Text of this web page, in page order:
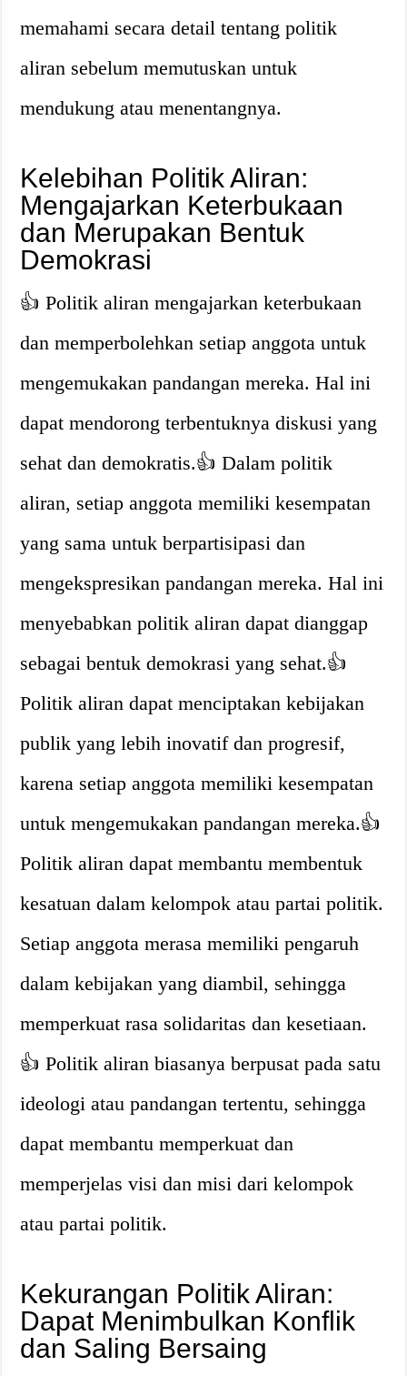
memahami secara detail tentang politik
aliran sebelum memutuskan untuk
mendukung atau menentangnya.
Kelebihan Politik Aliran:
Mengajarkan Keterbukaan
dan Merupakan Bentuk
Demokrasi
👍 Politik aliran mengajarkan keterbukaan
dan memperbolehkan setiap anggota untuk
mengemukakan pandangan mereka. Hal ini
dapat mendorong terbentuknya diskusi yang
sehat dan demokratis.👍 Dalam politik
aliran, setiap anggota memiliki kesempatan
yang sama untuk berpartisipasi dan
mengekspresikan pandangan mereka. Hal ini
menyebabkan politik aliran dapat dianggap
sebagai bentuk demokrasi yang sehat.👍
Politik aliran dapat menciptakan kebijakan
publik yang lebih inovatif dan progresif,
karena setiap anggota memiliki kesempatan
untuk mengemukakan pandangan mereka.👍
Politik aliran dapat membantu membentuk
kesatuan dalam kelompok atau partai politik.
Setiap anggota merasa memiliki pengaruh
dalam kebijakan yang diambil, sehingga
memperkuat rasa solidaritas dan kesetiaan.
👍 Politik aliran biasanya berpusat pada satu
ideologi atau pandangan tertentu, sehingga
dapat membantu memperkuat dan
memperjelas visi dan misi dari kelompok
atau partai politik.
Kekurangan Politik Aliran:
Dapat Menimbulkan Konflik
dan Saling Bersaing